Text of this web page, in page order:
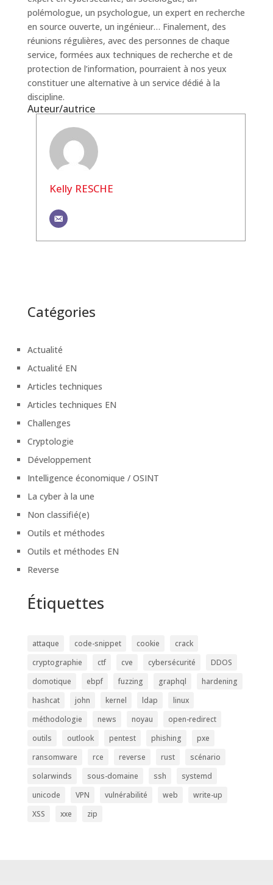
polémologue, un psychologue, un expert en recherche
en source ouverte, un ingénieur… Finalement, des
réunions régulières, avec des personnes de chaque
service, formées aux techniques de recherche et de
protection de l’information, pourraient à nos yeux
constituer une alternative à un service dédié à la
discipline.
Auteur/autrice
Kelly RESCHE
Catégories
Actualité
Actualité EN
Articles techniques
Articles techniques EN
Challenges
Cryptologie
Développement
Intelligence économique / OSINT
La cyber à la une
Non classifié(e)
Outils et méthodes
Outils et méthodes EN
Reverse
Étiquettes
attaque code-snippet cookie
crack
cryptographie
ctf cve cybersécurité
DDOS
domotique
ebpf fuzzing graphql
hardening
hashcat
john kernel ldap
linux
méthodologie
news noyau
open-redirect
outils
outlook pentest phishing
pxe
ransomware
rce reverse rust
scénario
solarwinds
sous-domaine ssh
systemd
unicode
VPN vulnérabilité web
write-up
XSS
xxe zip